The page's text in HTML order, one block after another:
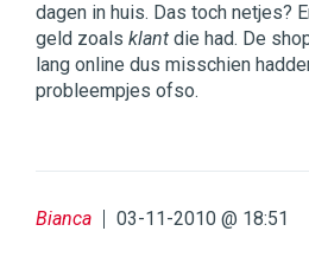
dagen in huis. Das toch netjes?
geld zoals klant die had. De
lang online dus misschien
probleempjes ofso.
Bianca 03-11-2010 @ 18:51